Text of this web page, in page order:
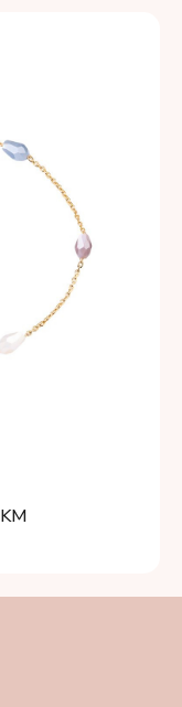
KM